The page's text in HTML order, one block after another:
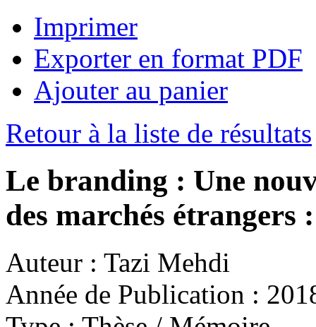
Imprimer
Exporter en format PDF
Ajouter au panier
Retour à la liste de résultats
Le branding : Une
des marchés étrangers
Auteur : Tazi Mehdi
Année de Publication :